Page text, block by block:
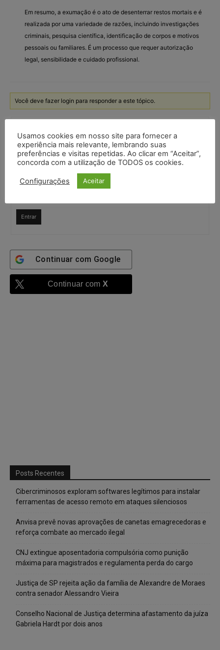
Em resumo, a exumação é o ato de desenterrar restos mortais e é
realizada por uma variedade de razões, incluindo investigações
criminais, pesquisa científica, identificação de corpos e motivos
pessoais ou familiares. É um processo que requer autorização
legal, sensibilidade e cuidado profissional.
Você deve fazer login para responder a este tópico.
Senha:
Entrar
Continuar com Google
Continuar com X
Posts Recentes
Cibercriminosos exploram softwares legítimos para instalar
ferramentas de acesso remoto em ataques silenciosos
Anvisa prevê novas aprovações de canetas emagrecedoras e
reforça combate ao mercado ilegal
CNJ extingue aposentadoria compulsória como punição
máxima para magistrados e regulamenta perda do cargo
Justiça de SP rejeita ação da família de Alexandre de Moraes
contra senador Alessandro Vieira
Conselho Nacional de Justiça determina afastamento da juíza
Gabriela Hardt por dois anos
Usamos cookies em nosso site para fornecer a
experiência mais relevante, lembrando suas
preferências e visitas repetidas. Ao clicar em “Aceitar”,
concorda com a utilização de TODOS os cookies.
Configurações Aceitar